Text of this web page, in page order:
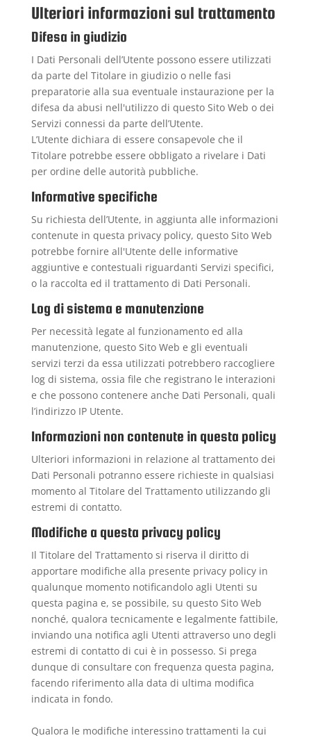
Ulteriori informazioni sul trattamento
Difesa in giudizio
I Dati Personali dell’Utente possono essere utilizzati
da parte del Titolare in giudizio o nelle fasi
preparatorie alla sua eventuale instaurazione per la
difesa da abusi nell'utilizzo di questo Sito Web o dei
Servizi connessi da parte dell’Utente.
L’Utente dichiara di essere consapevole che il
Titolare potrebbe essere obbligato a rivelare i Dati
per ordine delle autorità pubbliche.
Informative specifiche
Su richiesta dell’Utente, in aggiunta alle informazioni
contenute in questa privacy policy, questo Sito Web
potrebbe fornire all'Utente delle informative
aggiuntive e contestuali riguardanti Servizi specifici,
o la raccolta ed il trattamento di Dati Personali.
Log di sistema e manutenzione
Per necessità legate al funzionamento ed alla
manutenzione, questo Sito Web e gli eventuali
servizi terzi da essa utilizzati potrebbero raccogliere
log di sistema, ossia file che registrano le interazioni
e che possono contenere anche Dati Personali, quali
l’indirizzo IP Utente.
Informazioni non contenute in questa policy
Ulteriori informazioni in relazione al trattamento dei
Dati Personali potranno essere richieste in qualsiasi
momento al Titolare del Trattamento utilizzando gli
estremi di contatto.
Modifiche a questa privacy policy
Il Titolare del Trattamento si riserva il diritto di
apportare modifiche alla presente privacy policy in
qualunque momento notificandolo agli Utenti su
questa pagina e, se possibile, su questo Sito Web
nonché, qualora tecnicamente e legalmente fattibile,
inviando una notifica agli Utenti attraverso uno degli
estremi di contatto di cui è in possesso. Si prega
dunque di consultare con frequenza questa pagina,
facendo riferimento alla data di ultima modifica
indicata in fondo.
Qualora le modifiche interessino trattamenti la cui